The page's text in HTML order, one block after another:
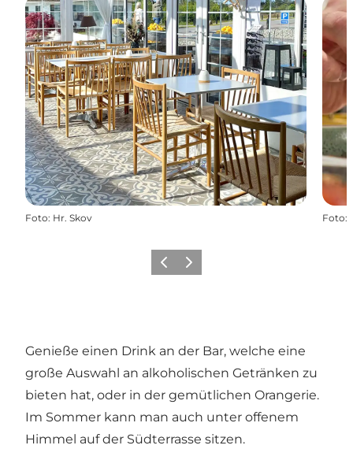
Foto: Hr. Skov Foto:
ZurückWeiter
Genieße einen Drink an der Bar, welche eine
große Auswahl an alkoholischen Getränken zu
bieten hat, oder in der gemütlichen Orangerie.
Im Sommer kann man auch unter offenem
Himmel auf der Südterrasse sitzen.